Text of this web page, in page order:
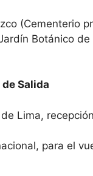
(Cementerio
Botánico
Salida
Lima,
para el